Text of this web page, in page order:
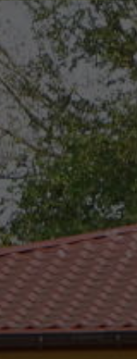
(0-25) 755 41 01